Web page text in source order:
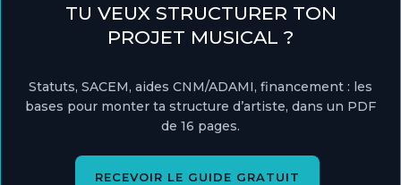
TU VEUX STRUCTURER TON
PROJET MUSICAL ?
Statuts, SACEM, aides CNM/ADAMI, financement : les
bases pour monter ta structure d’artiste, dans un PDF
de 16 pages.
RECEVOIR LE GUIDE GRATUIT